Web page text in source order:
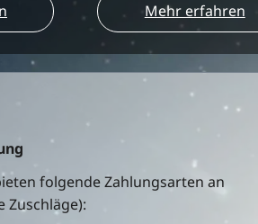
Mehr erfahren
folgende Zahlungsarten an
Zuschläge):